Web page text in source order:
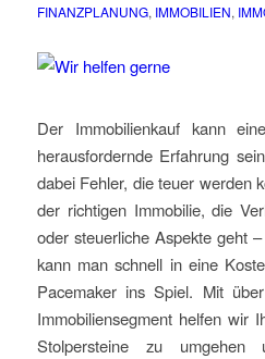
FINANZPLANUNG, IMMOBILIEN,
Der Immobilienkauf kann
herausfordernde Erfahrung
dabei Fehler, die teuer werden
der richtigen Immobilie, die
oder steuerliche Aspekte geht
kann man schnell in eine
Pacemaker ins Spiel. Mit
Immobiliensegment helfen wir
Stolpersteine zu